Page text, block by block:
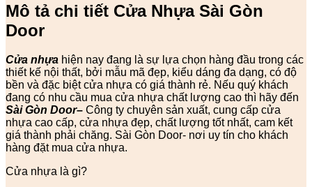
Mô tả chi tiết Cửa Nhựa Sài Gòn
Door
Cửa nhựa hiện nay đang là sự lựa chọn hàng đầu trong các
thiết kế nội thất, bởi mẫu mã đẹp, kiểu dáng đa dạng, có độ
bền và đặc biệt cửa nhựa có giá thành rẻ. Nếu quý khách
đang có nhu cầu mua cửa nhựa chất lượng cao thì hãy đến
Sài Gòn Door– Công ty chuyên sản xuất, cung cấp cửa
nhựa cao cấp, cửa nhựa đẹp, chất lượng tốt nhất, cam kết
giá thành phải chăng. Sài Gòn Door- nơi uy tín cho khách
hàng đặt mua cửa nhựa.
Cửa nhựa là gì?